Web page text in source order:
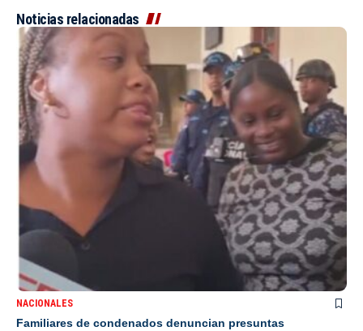
Noticias relacionadas
NACIONALES
Familiares de condenados denuncian presuntas